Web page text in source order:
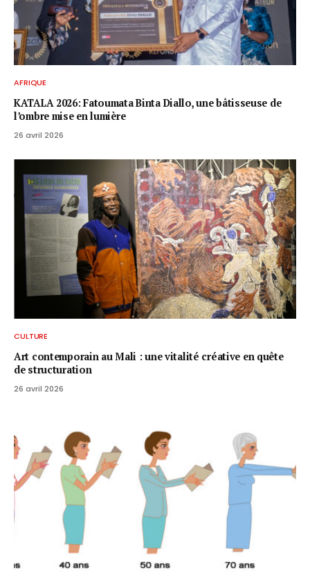
AFRIQUE
KATALA 2026: Fatoumata Binta Diallo, une bâtisseuse de
l’ombre mise en lumière
26 avril 2026
CULTURE
Art contemporain au Mali : une vitalité créative en quête
de structuration
26 avril 2026